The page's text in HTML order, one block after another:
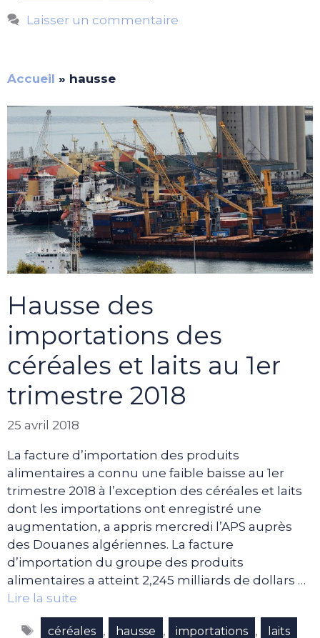
Laisser un commentaire
Accueil » hausse
Hausse des
importations des
céréales et laits au 1er
trimestre 2018
25 avril 2018
La facture d’importation des produits
alimentaires a connu une faible baisse au 1er
trimestre 2018 à l’exception des céréales et laits
dont les importations ont enregistré une
augmentation, a appris mercredi l’APS auprès
des Douanes algériennes. La facture
d’importation du groupe des produits
alimentaires a atteint 2,245 milliards de dollars …
Lire la suite
Étiquettes
céréales , hausse , importations , laits